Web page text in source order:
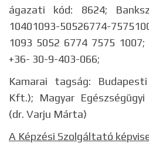
ágazati kód: 8624;
10401093-50526774-
1093 5052 6774 7575
+36- 30-9-403-066;
Kamarai tagság:
Kft.); Magyar Egészségügyi
(dr. Varju Márta)
A Képzési Szolgáltató